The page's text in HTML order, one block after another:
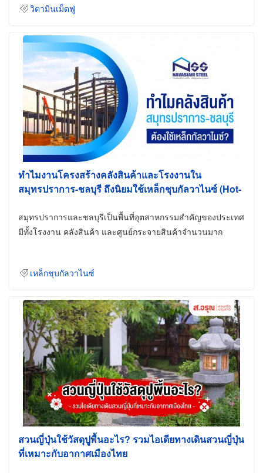
วิตามินเม็ดฟู่
ทำไมงานโครงสร้างคลังสินค้าและโรงงานใน
สมุทรปราการ-ชลบุรี ถึงนิยมใช้เหล็กชุบกัลวาไนซ์ (Hot-
สมุทรปราการและชลบุรีเป็นพื้นที่อุตสาหกรรมสำคัญของประเทศ
มีทั้งโรงงาน คลังสินค้า และศูนย์กระจายสินค้าจำนวนมาก
เหล็กชุบกัลวาไนซ์
สวนญี่ปุ่นใช้วัสดุปูพื้นอะไร? รวมไอเดียทางเดินสวนญี่ปุ่น
ที่เหมาะกับอากาศเมืองไทย